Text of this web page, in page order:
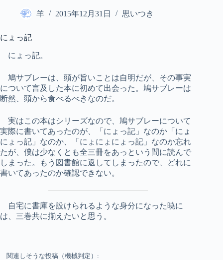
羊 2015年12月31日 思いつき
にょっ記
にょっ記。
鳩サブレーは、頭が旨いことは自明だが、その事実
について言及した本に初めて出会った。鳩サブレーは
断然、頭から食べるべきなのだ。
実はこの本はシリーズなので、鳩サブレーについて
実際に書いてあったのが、「にょっ記」なのか「にょ
にょっ記」なのか、「にょにょにょっ記」なのか忘れ
たが、僕は少なくとも全三冊をあっという間に読んで
しまった。もう図書館に返してしまったので、どれに
書いてあったのか確認できない。
自宅に書庫を設けられるような身分になった暁に
は、三巻共に揃えたいと思う。
関連しそうな投稿（機械判定）: